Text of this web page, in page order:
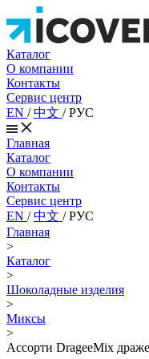
Каталог
О компании
Контакты
Сервис центр
EN /中文 /РУС
Главная
Каталог
О компании
Контакты
Сервис центр
EN /中文 /РУС
Главная
>
Каталог
>
Шоколадные изделия
>
Миксы
>
Ассорти DrageeMix